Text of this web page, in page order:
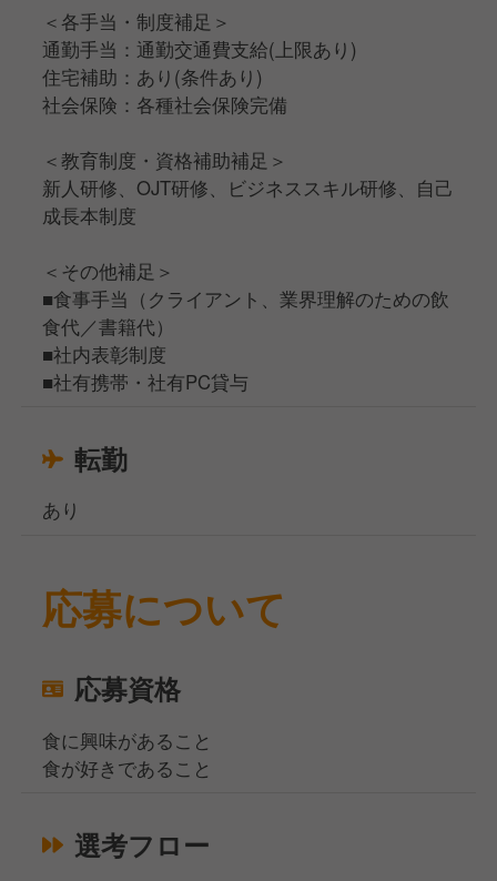
＜各手当・制度補足＞
通勤手当：通勤交通費支給(上限あり)
住宅補助：あり(条件あり)
社会保険：各種社会保険完備
＜教育制度・資格補助補足＞
新人研修、OJT研修、ビジネススキル研修、自己
成長本制度
＜その他補足＞
■食事手当（クライアント、業界理解のための飲
食代／書籍代）
■社内表彰制度
■社有携帯・社有PC貸与
転勤
あり
応募について
応募資格
食に興味があること
食が好きであること
選考フロー